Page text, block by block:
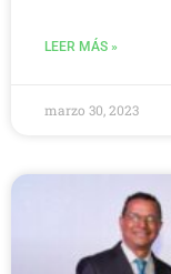
LEER MÁS »
marzo 30, 2023